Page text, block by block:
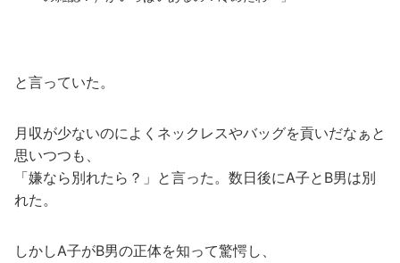
と言っていた。
月収が少ないのによくネックレスやバッグを貢いだなぁと
思いつつも、
「嫌なら別れたら？」と言った。数日後にA子とB男は別
れた。
しかしA子がB男の正体を知って驚愕し、